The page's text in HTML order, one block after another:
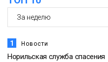
07 августа
Общество
1 Новости
Норильская служба спасения